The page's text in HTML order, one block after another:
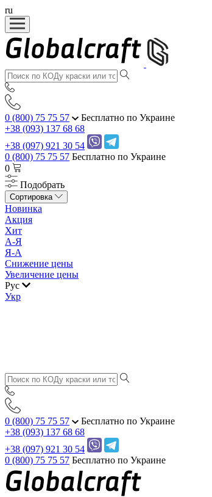
ru
0 (800) 75 75 57
Бесплатно по Украине
+38 (093) 137 68 68
+38 (097) 921 30 54
0 (800) 75 75 57 Бесплатно по Украине
0
Подобрать
Сортировка
Новинка
Акция
Хит
А-Я
Я-А
Снижение цены
Увеличение цены
Рус
Укр
0 (800) 75 75 57
Бесплатно по Украине
+38 (093) 137 68 68
+38 (097) 921 30 54
0 (800) 75 75 57 Бесплатно по Украине